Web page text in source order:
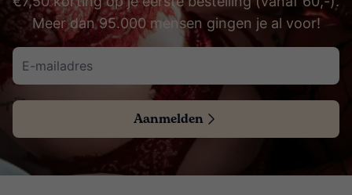
Meer dan 95.000 mensen gingen je al voor!
Aanmelden